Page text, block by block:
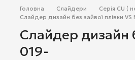
Головна Слайдери
Серія CU (
Слайдер дизайн без зайвої плівки VS
Слайдер дизайн
019-